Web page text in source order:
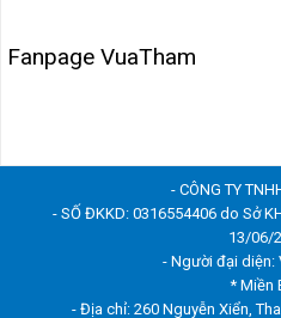
Fanpage VuaTham
- CÔNG TY
- SỐ ĐKKD: 0316554406 do Sở
13/06/
- Người đại diện:
* Miền
- Địa chỉ: 260 Nguyễn Xiển,